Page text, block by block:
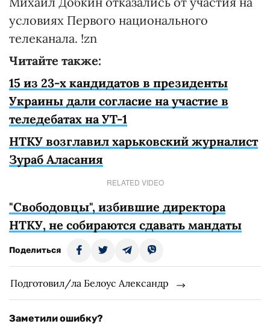
условиях Первого национального
телеканала. !zn
Читайте также:
15 из 23-х кандидатов в президенты
Украины дали согласие на участие в
теледебатах на УТ-1
НТКУ возглавил харьковский журналист
Зураб Аласания
RELATED VIDEO
"Свободовцы", избившие директора
НТКУ, не собираются сдавать мандаты
Поделиться
Подготовил/ла Белоус Александр
Заметили ошибку?